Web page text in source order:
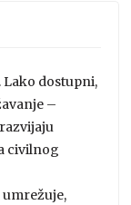
dostupni,
–
civilnog